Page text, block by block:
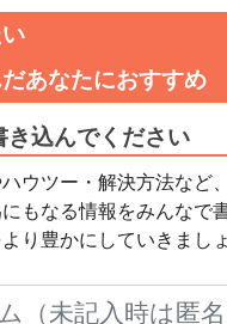
あなたにおすすめ
き込んでください
ウツー・解決方法など
もなる情報をみんなで
り豊かにしていきましょ